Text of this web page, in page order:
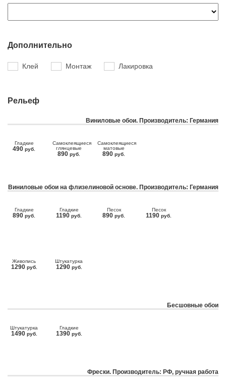
Дополнительно
Клей Монтаж Лакировка
Рельеф
Виниловые обои. Производитель: Германия
Гладкие
490 руб.
Самоклеящиеся
глянцевые
890 руб.
Самоклеящиеся
матовые
890 руб.
Виниловые обои на флизелиновой основе. Производитель: Германия
Гладкие
890 руб.
Гладкие
1190 руб.
Песок
890 руб.
Песок
1190 руб.
Живопись
1290 руб.
Штукатурка
1290 руб.
Бесшовные обои
Штукатурка
1490 руб.
Гладкие
1390 руб.
Фрески. Производитель: РФ, ручная работа